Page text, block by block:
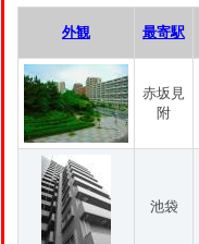
外観 最寄駅
赤坂見
附
池袋